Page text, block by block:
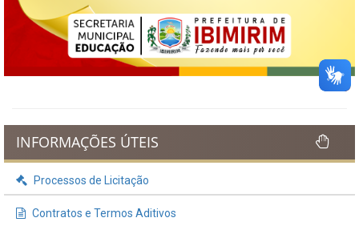
INFORMAÇÕES ÚTEIS
Processos de Licitação
Contratos e Termos Aditivos